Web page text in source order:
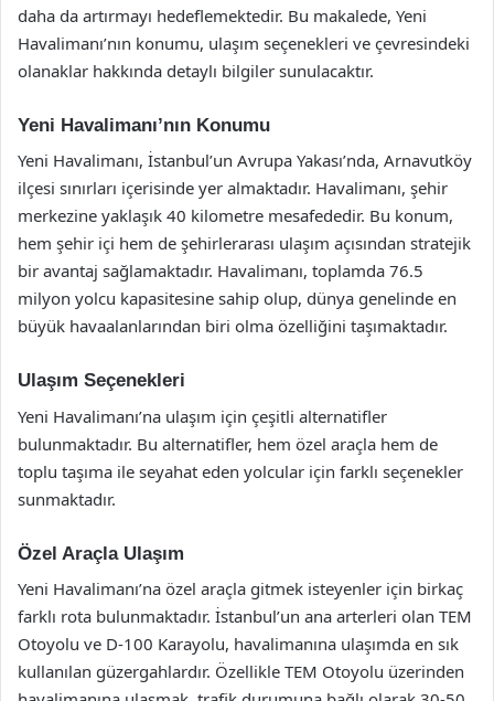
daha da artırmayı hedeflemektedir. Bu makalede, Yeni
Havalimanı’nın konumu, ulaşım seçenekleri ve çevresindeki
olanaklar hakkında detaylı bilgiler sunulacaktır.
Yeni Havalimanı’nın Konumu
Yeni Havalimanı, İstanbul’un Avrupa Yakası’nda, Arnavutköy
ilçesi sınırları içerisinde yer almaktadır. Havalimanı, şehir
merkezine yaklaşık 40 kilometre mesafededir. Bu konum,
hem şehir içi hem de şehirlerarası ulaşım açısından stratejik
bir avantaj sağlamaktadır. Havalimanı, toplamda 76.5
milyon yolcu kapasitesine sahip olup, dünya genelinde en
büyük havaalanlarından biri olma özelliğini taşımaktadır.
Ulaşım Seçenekleri
Yeni Havalimanı’na ulaşım için çeşitli alternatifler
bulunmaktadır. Bu alternatifler, hem özel araçla hem de
toplu taşıma ile seyahat eden yolcular için farklı seçenekler
sunmaktadır.
Özel Araçla Ulaşım
Yeni Havalimanı’na özel araçla gitmek isteyenler için birkaç
farklı rota bulunmaktadır. İstanbul’un ana arterleri olan TEM
Otoyolu ve D-100 Karayolu, havalimanına ulaşımda en sık
kullanılan güzergahlardır. Özellikle TEM Otoyolu üzerinden